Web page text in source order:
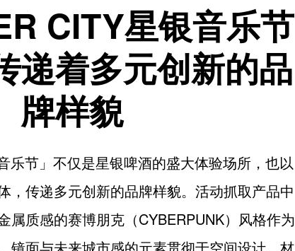
CITY星银音乐节
递着多元创新的品
牌样貌
乐节」不仅是星银啤酒的盛大体验场所，也以
，传递多元创新的品牌样貌。活动抓取产品中
属质感的赛博朋克（CYBERPUNK）风格作为